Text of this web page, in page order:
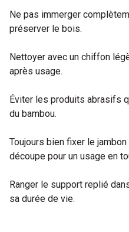
Ne pas immerger
préserver le bois.
Nettoyer avec un chiffon
après usage.
Éviter les produits abrasifs
du bambou.
Toujours bien fixer le
découpe pour un usage en
Ranger le support replié
sa durée de vie.